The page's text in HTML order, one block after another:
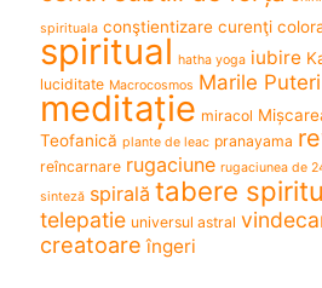
spirituala conştientizare curenţi
spiritual hatha yoga iubire
luciditate Macrocosmos Marile
meditație miracol
Teofanică plante de leac pranayama
reîncarnare rugaciune rugaciunea de
sinteză spirală tabere
telepatie universul astral
creatoare îngeri